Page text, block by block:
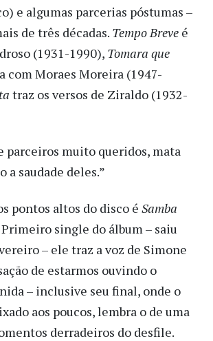
e algumas parcerias póstumas –
de três décadas. Tempo Breve é
(1931-1990), Tomara que
com Moraes Moreira (1947-
traz os versos de Ziraldo (1932-
parceiros muito queridos, mata
a saudade deles.”
pontos altos do disco é Samba
Primeiro single do álbum – saiu
– ele traz a voz de Simone
de estarmos ouvindo o
– inclusive seu final, onde o
aos poucos, lembra o de uma
derradeiros do desfile.